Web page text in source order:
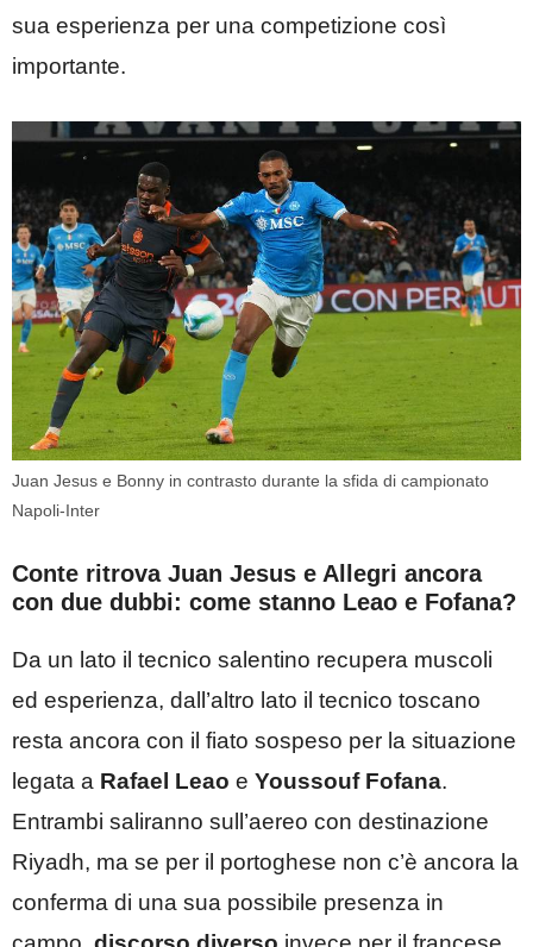
sua esperienza per una competizione così
importante.
Juan Jesus e Bonny in contrasto durante la sfida di campionato
Napoli-Inter
Conte ritrova Juan Jesus e Allegri ancora
con due dubbi: come stanno Leao e Fofana?
Da un lato il tecnico salentino recupera muscoli
ed esperienza, dall’altro lato il tecnico toscano
resta ancora con il fiato sospeso per la situazione
legata a Rafael Leao e Youssouf Fofana.
Entrambi saliranno sull’aereo con destinazione
Riyadh, ma se per il portoghese non c’è ancora la
conferma di una sua possibile presenza in